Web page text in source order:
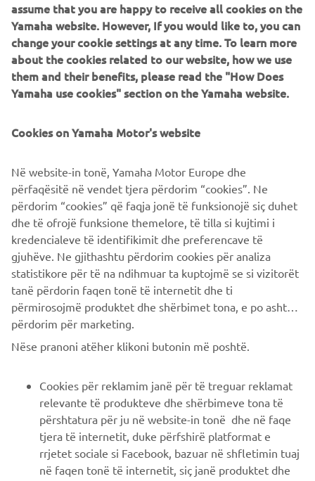
Per finire, non in ordine di importanza, l'esclusiva e
leggendaria macchina stand-up SuperJet. Esclusivamente
per uso da competizione, arriverà nella medesima
colorazione dell'edizione dello scorso anno.
PIÙ YAMAHA
SUPPORTO
assume that you are happy to receive all cookies on the
Yamaha website. However, If you would like to, you can
change your cookie settings at any time. To learn more
about the cookies related to our website, how we use
them and their benefits, please read the "How Does
Yamaha use cookies" section on the Yamaha website.
Cookies on Yamaha Motor's website
Në website-in tonë, Yamaha Motor Europe dhe
përfaqësitë në vendet tjera përdorim “cookies”. Ne
përdorim “cookies” që faqja jonë të funksionojë siç duhet
dhe të ofrojë funksione themelore, të tilla si kujtimi i
kredencialeve të identifikimit dhe preferencave të
gjuhëve. Ne gjithashtu përdorim cookies për analiza
statistikore për të na ndihmuar ta kuptojmë se si vizitorët
tanë përdorin faqen tonë të internetit dhe ti
përmirosojmë produktet dhe shërbimet tona, e po ashtu ti
përdorim për marketing.
Nëse pranoni atëher klikoni butonin më poshtë.
Cookies për reklamim janë për të treguar reklamat
relevante të produkteve dhe shërbimeve tona të
përshtatura për ju në website-in tonë dhe në faqe
tjera të internetit, duke përfshirë platformat e
rrjetet sociale si Facebook, bazuar në shfletimin tuaj
në faqen tonë të internetit, siç janë produktet dhe